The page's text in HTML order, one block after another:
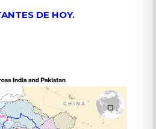
DE HOY.